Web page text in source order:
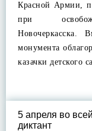
Красной Армии,
при
Новочеркасска.
монумента
казачки детского
5 апреля во
диктант